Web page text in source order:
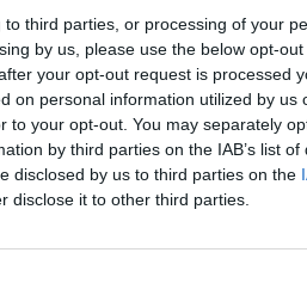
third parties, or processing of your
by us, please use the below opt-
your opt-out request is processed
on personal information utilized by us
to your opt-out. You may separately
by third parties on the IAB’s list of
disclosed by us to third parties on the
disclose it to other third parties.